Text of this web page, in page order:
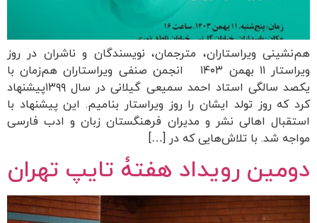
هم‌نشینی ویراستاران، مترجمان، نویسندگان و ناشران در روز
ویراستار ۱۱ بهمن ۱۴۰۳ انجمن صنفی ویراستاران هم‌زمان با
یکصد سالگی استاد احمد سمیعی گیلانی در سال ۱۳۹۹پیشنهاد
کرد که روز تولد ایشان را روز ویراستار بنامیم. این پیشنهاد با
استقبال اهالی نشر و مدیران فرهنگستان زبان و ادب فارسی
مواجه شد. با تلاش‌هایی که در […]
دومین رویداد هفتۀ تایپ تهران